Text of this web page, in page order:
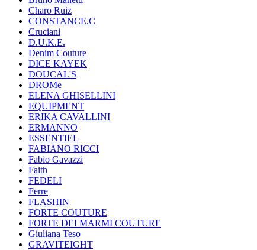
Charo Ruiz
CONSTANCE.C
Cruciani
D.U.K.E.
Denim Couture
DICE KAYEK
DOUCAL'S
DROMe
ELENA GHISELLINI
EQUIPMENT
ERIKA CAVALLINI
ERMANNO
ESSENTIEL
FABIANO RICCI
Fabio Gavazzi
Faith
FEDELI
Ferre
FLASHIN
FORTE COUTURE
FORTE DEI MARMI COUTURE
Giuliana Teso
GRAVITEIGHT